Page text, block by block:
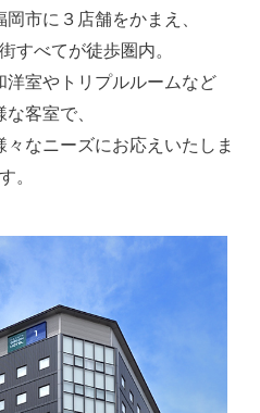
岡市に３店舗をかまえ、
すべてが徒歩圏内。
洋室やトリプルルームなど
客室で、
なニーズにお応えいたしま
す。